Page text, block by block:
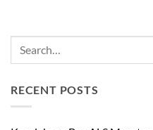
RECENT POSTS